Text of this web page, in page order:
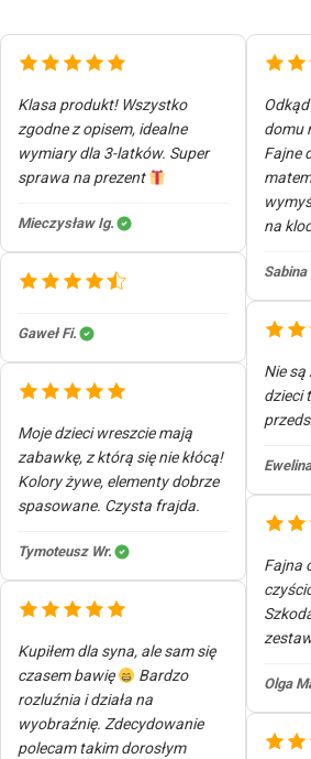
Klasa produkt! Wszystko
zgodne z opisem, idealne
wymiary dla 3-latków. Super
sprawa na prezent
Mieczysław Ig.
Gaweł Fi.
Moje dzieci wreszcie mają
zabawkę, z którą się nie kłócą!
Kolory żywe, elementy dobrze
spasowane. Czysta frajda.
Tymoteusz Wr.
Kupiłem dla syna, ale sam się
czasem bawię
Bardzo
rozluźnia i działa na
wyobraźnię. Zdecydowanie
polecam takim dorosłym
domu
Fajne
na
Sabina
Nie są
dzieci
Fajna
Olga